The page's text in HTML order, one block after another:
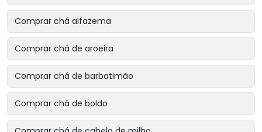
Comprar chá alfazema
Comprar chá de aroeira
Comprar chá de barbatimão
Comprar chá de boldo